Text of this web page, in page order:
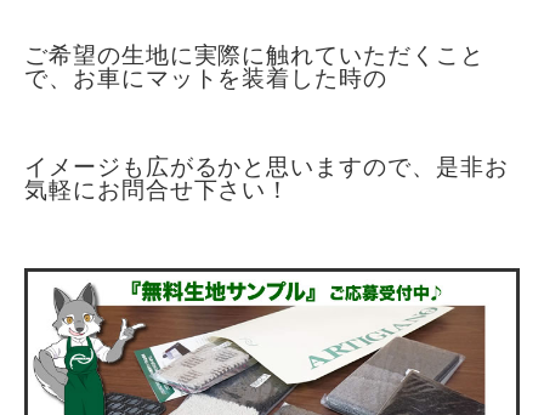
ご希望の生地に実際に触れていただくこと
で、お車にマットを装着した時の
イメージも広がるかと思いますので、是非お
気軽にお問合せ下さい！